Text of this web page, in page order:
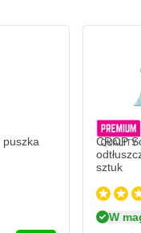
puszka
CROP
sztuk
W